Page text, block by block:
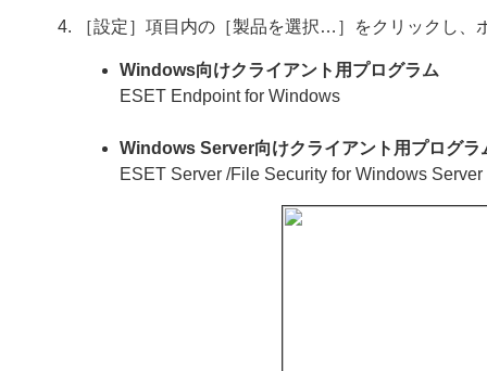
［設定］項目内の［製品を選択…］をクリックし
Windows向けクライアント用プログラム
ESET Endpoint for Windows
Windows Server向けクライアント用プログラ
ESET Server /File Security for Windows Server